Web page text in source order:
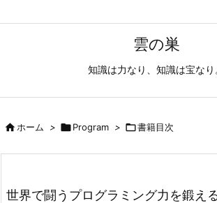
雲の巣
知識は力なり、知識は宝なり
ホーム > Program > 書籍目次
世界で闘うプログラミング力を鍛え